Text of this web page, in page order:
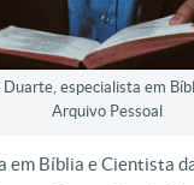
Duarte, especialista em
Arquivo Pessoal
em Bíblia e Cientista